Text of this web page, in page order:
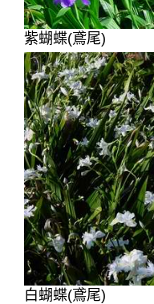
紫蝴蝶(鳶尾)
白蝴蝶(鳶尾)